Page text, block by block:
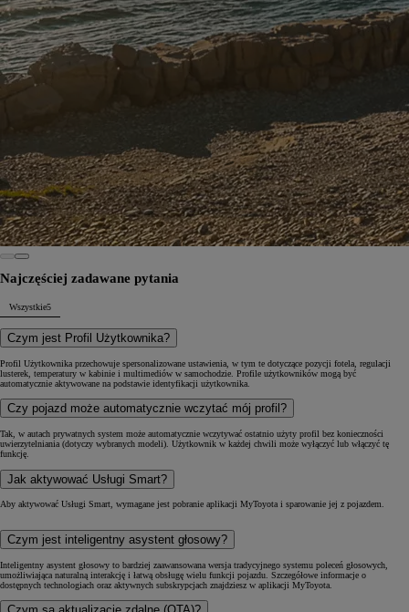
Najczęściej zadawane pytania
Wszystkie5
Czym jest Profil Użytkownika?
Profil Użytkownika przechowuje spersonalizowane ustawienia, w tym te dotyczące pozycji fotela, regulacji
lusterek, temperatury w kabinie i multimediów w samochodzie. Profile użytkowników mogą być
automatycznie aktywowane na podstawie identyfikacji użytkownika.
Czy pojazd może automatycznie wczytać mój profil?
Tak, w autach prywatnych system może automatycznie wczytywać ostatnio użyty profil bez konieczności
uwierzytelniania (dotyczy wybranych modeli). Użytkownik w każdej chwili może wyłączyć lub włączyć tę
funkcję.
Jak aktywować Usługi Smart?
Aby aktywować Usługi Smart, wymagane jest pobranie aplikacji MyToyota i sparowanie jej z pojazdem.
Czym jest inteligentny asystent głosowy?
Inteligentny asystent głosowy to bardziej zaawansowana wersja tradycyjnego systemu poleceń głosowych,
umożliwiająca naturalną interakcję i łatwą obsługę wielu funkcji pojazdu. Szczegółowe informacje o
dostępnych technologiach oraz aktywnych subskrypcjach znajdziesz w aplikacji MyToyota.